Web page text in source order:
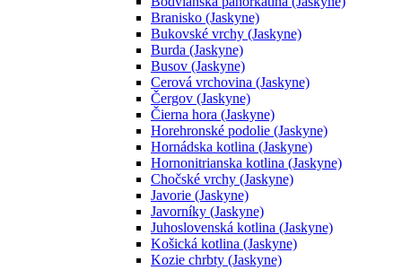
Branisko (Jaskyne)
Bukovské vrchy (Jaskyne)
Burda (Jaskyne)
Busov (Jaskyne)
Cerová vrchovina (Jaskyne)
Čergov (Jaskyne)
Čierna hora (Jaskyne)
Horehronské podolie (Jaskyne)
Hornádska kotlina (Jaskyne)
Hornonitrianska kotlina (Jaskyne)
Chočské vrchy (Jaskyne)
Javorie (Jaskyne)
Javorníky (Jaskyne)
Juhoslovenská kotlina (Jaskyne)
Košická kotlina (Jaskyne)
Kozie chrbty (Jaskyne)